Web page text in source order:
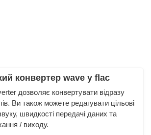
конвертер wave у flac
дозволяє конвертувати відразу
Ви також можете редагувати цільові
швидкості передачі даних та
/ виходу.